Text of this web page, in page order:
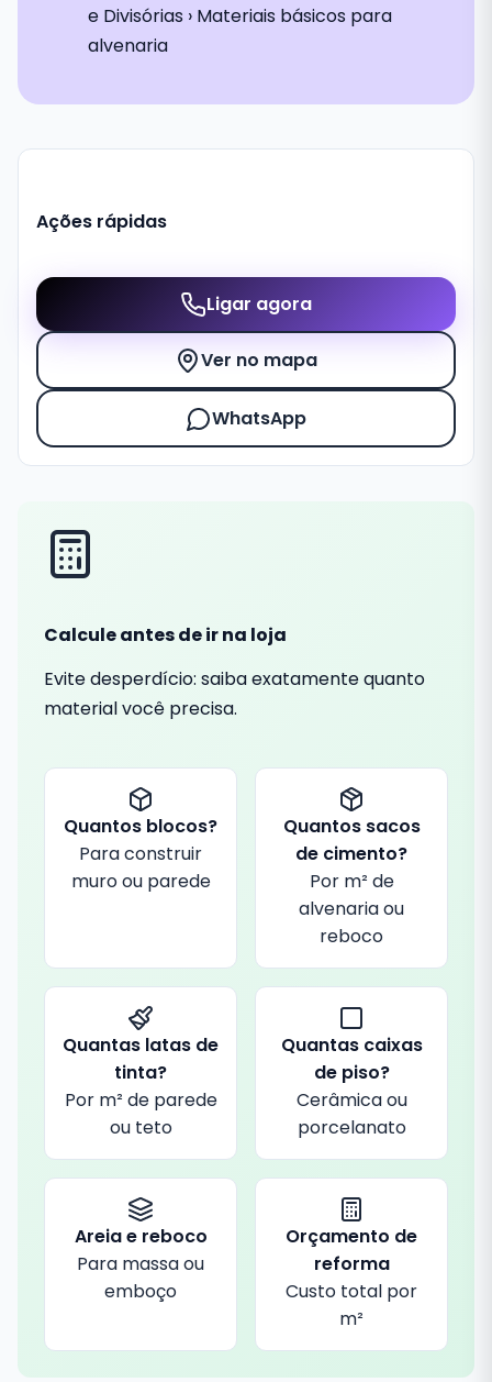
e Divisórias › Materiais básicos para
alvenaria
Ações rápidas
Ligar agora
Ver no mapa
WhatsApp
Calcule antes de ir na loja
Evite desperdício: saiba exatamente quanto
material você precisa.
Quantos blocos?
Para construir
muro ou parede
Quantos sacos
de cimento?
Por m² de
alvenaria ou
reboco
Quantas latas de
tinta?
Por m² de parede
ou teto
Quantas caixas
de piso?
Cerâmica ou
porcelanato
Areia e reboco
Para massa ou
emboço
Orçamento de
reforma
Custo total por
m²